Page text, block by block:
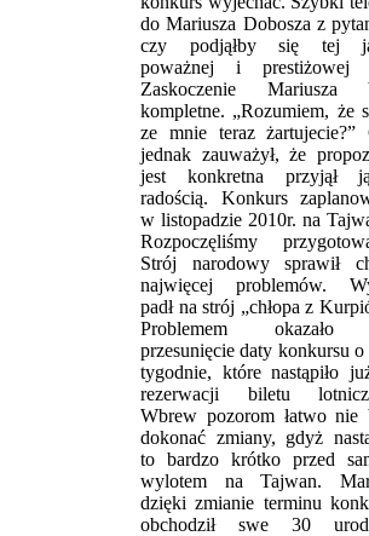
do Mariusza Dobosza z
czy podjąłby się tej
poważnej i prestiżowej
Zaskoczenie Mariusza
kompletne. „Rozumiem, że
ze mnie teraz żartujecie?”
jednak zauważył, że
jest konkretna przyjął
radością. Konkurs
w listopadzie 2010r. na
Rozpoczęliśmy
Strój narodowy sprawił
najwięcej problemów.
padł na strój „chłopa z
Problemem okazało
przesunięcie daty konkursu o
tygodnie, które nastąpiło
rezerwacji biletu
Wbrew pozorom łatwo nie
dokonać zmiany, gdyż
to bardzo krótko przed
wylotem na Tajwan.
dzięki zmianie terminu
obchodził swe 30